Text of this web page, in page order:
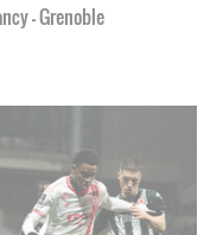
- Grenoble